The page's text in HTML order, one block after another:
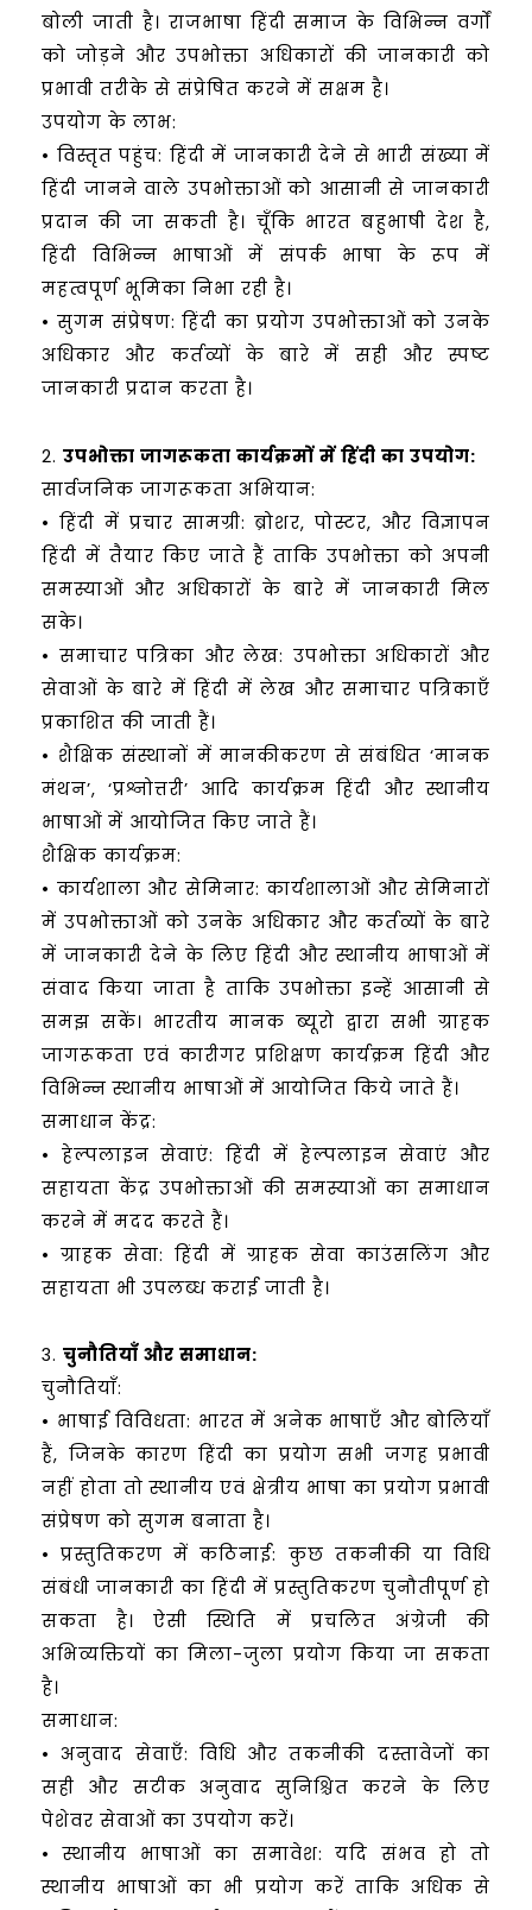
बोली जाती है। राजभाषा हिंदी समाज के विभिन्न वर्गों
को जोड़ने और उपभोक्ता अधिकारों की जानकारी को
प्रभावी तरीके से संप्रेषित करने में सक्षम है।
उपयोग के लाभ:
• विस्तृत पहुंच: हिंदी में जानकारी देने से भारी संख्या में
हिंदी जानने वाले उपभोक्ताओं को आसानी से जानकारी
प्रदान की जा सकती है। चूँकि भारत बहुभाषी देश है,
हिंदी विभिन्न भाषाओं में संपर्क भाषा के रूप में
महत्वपूर्ण भूमिका निभा रही है।
• सुगम संप्रेषण: हिंदी का प्रयोग उपभोक्ताओं को उनके
अधिकार और कर्तव्यों के बारे में सही और स्पष्ट
जानकारी प्रदान करता है।
2. उपभोक्ता जागरूकता कार्यक्रमों में हिंदी का उपयोग:
सार्वजनिक जागरूकता अभियान:
• हिंदी में प्रचार सामग्री: ब्रोशर, पोस्टर, और विज्ञापन
हिंदी में तैयार किए जाते हैं ताकि उपभोक्ता को अपनी
समस्याओं और अधिकारों के बारे में जानकारी मिल
सके।
• समाचार पत्रिका और लेख: उपभोक्ता अधिकारों और
सेवाओं के बारे में हिंदी में लेख और समाचार पत्रिकाएँ
प्रकाशित की जाती हैं।
• शैक्षिक संस्थानों में मानकीकरण से संबंधित ‘मानक
मंथन’, ‘प्रश्नोत्तरी’ आदि कार्यक्रम हिंदी और स्थानीय
भाषाओं में आयोजित किए जाते हैं।
शैक्षिक कार्यक्रम:
• कार्यशाला और सेमिनार: कार्यशालाओं और सेमिनारों
में उपभोक्ताओं को उनके अधिकार और कर्तव्यों के बारे
में जानकारी देने के लिए हिंदी और स्थानीय भाषाओं में
संवाद किया जाता है ताकि उपभोक्ता इन्हें आसानी से
समझ सकें। भारतीय मानक ब्यूरो द्वारा सभी ग्राहक
जागरूकता एवं कारीगर प्रशिक्षण कार्यक्रम हिंदी और
विभिन्न स्थानीय भाषाओं में आयोजित किये जाते हैं।
समाधान केंद्र:
• हेल्पलाइन सेवाएं: हिंदी में हेल्पलाइन सेवाएं और
सहायता केंद्र उपभोक्ताओं की समस्याओं का समाधान
करने में मदद करते हैं।
• ग्राहक सेवा: हिंदी में ग्राहक सेवा काउंसलिंग और
सहायता भी उपलब्ध कराई जाती है।
3. चुनौतियाँ और समाधान:
चुनौतियाँ:
• भाषाई विविधता: भारत में अनेक भाषाएँ और बोलियाँ
हैं, जिनके कारण हिंदी का प्रयोग सभी जगह प्रभावी
नहीं होता तो स्थानीय एवं क्षेत्रीय भाषा का प्रयोग प्रभावी
संप्रेषण को सुगम बनाता है।
• प्रस्तुतिकरण में कठिनाई: कुछ तकनीकी या विधि
संबंधी जानकारी का हिंदी में प्रस्तुतिकरण चुनौतीपूर्ण हो
सकता है। ऐसी स्थिति में प्रचलित अंग्रेजी की
अभिव्यक्तियों का मिला-जुला प्रयोग किया जा सकता
है।
समाधान:
• अनुवाद सेवाएँ: विधि और तकनीकी दस्तावेजों का
सही और सटीक अनुवाद सुनिश्चित करने के लिए
पेशेवर सेवाओं का उपयोग करें।
• स्थानीय भाषाओं का समावेश: यदि संभव हो तो
स्थानीय भाषाओं का भी प्रयोग करें ताकि अधिक से